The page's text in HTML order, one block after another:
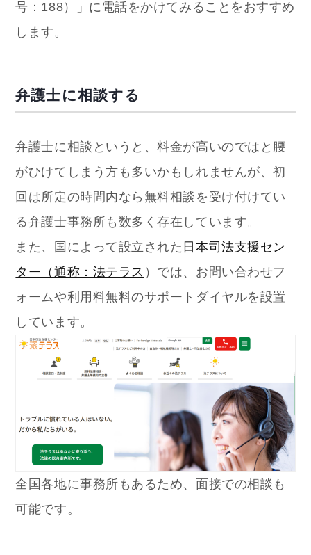
号：188）」に電話をかけてみることをおすすめ
します。
弁護士に相談する
弁護士に相談というと、料金が高いのではと腰
がひけてしまう方も多いかもしれませんが、初
回は所定の時間内なら無料相談を受け付けてい
る弁護士事務所も数多く存在しています。
また、国によって設立された 日本司法支援セン
ター（通称：法テラス ）では、お問い合わせフ
ォームや利用料無料のサポートダイヤルを設置
しています。
全国各地に事務所もあるため、面接での相談も
可能です。